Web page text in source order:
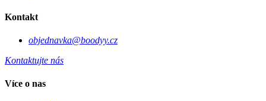
Kontakt
objednavka@boodyy.cz
Kontaktujte nás
Více o nas